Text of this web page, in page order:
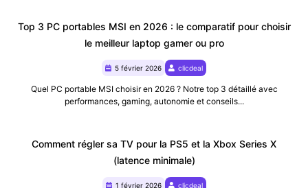
Top 3 PC portables MSI en 2026 : le comparatif pour choisir
le meilleur laptop gamer ou pro
5 février 2026 clicdeal
Quel PC portable MSI choisir en 2026 ? Notre top 3 détaillé avec
performances, gaming, autonomie et conseils...
Comment régler sa TV pour la PS5 et la Xbox Series X
(latence minimale)
1 février 2026 clicdeal